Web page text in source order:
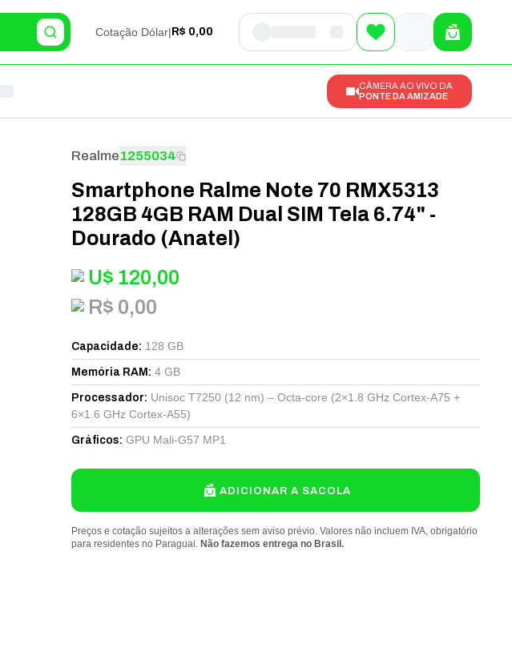
Cotação Dólar| R$ 0,00
CÂMERA AO VIVO DA
PONTE DA AMIZADE
Realme1255034
Smartphone Ralme Note 70 RMX5313
128GB 4GB RAM Dual SIM Tela 6.74" -
Dourado (Anatel)
U$ 120,00
R$ 0,00
Capacidade: 128 GB
Memória RAM : 4 GB
Processador: Unisoc T7250 (12 nm) – Octa-core (2×1.8 GHz Cortex-A75 +
6×1.6 GHz Cortex-A55)
Gráficos: GPU Mali-G57 MP1
ADICIONAR A SACOLA
Preços e cotação sujeitos a alterações sem aviso prévio. Valores não incluem IVA, obrigatório
para residentes no Paraguai. Não fazemos entrega no Brasil.